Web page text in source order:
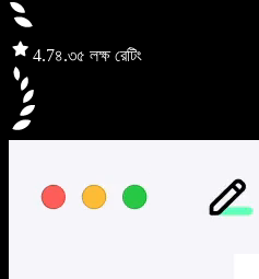
4.7৪.৩৫ লক্ষ রেটিং